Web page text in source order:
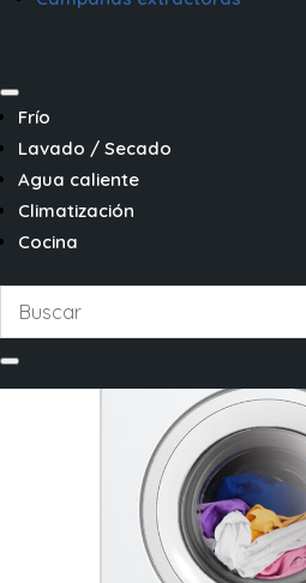
Frío
Lavado / Secado
Agua caliente
Climatización
Cocina